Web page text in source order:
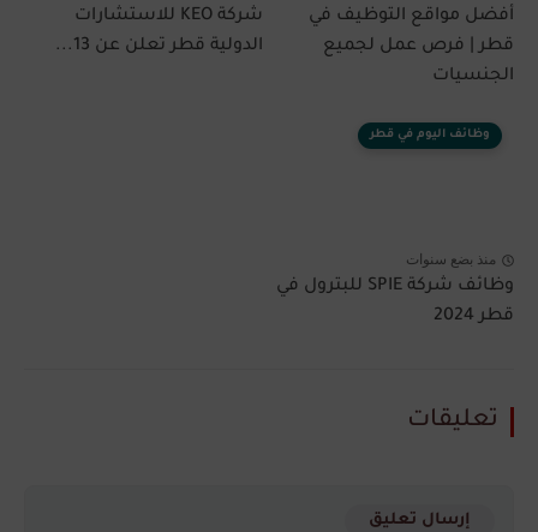
أفضل مواقع التوظيف في
قطر | فرص عمل لجميع
الجنسيات
شركة KEO للاستشارات
الدولية قطر تعلن عن 13...
وظائف اليوم في قطر
منذ بضع سنوات
وظائف شركة SPIE للبترول في
قطر 2024
تعليقات
إرسال تعليق